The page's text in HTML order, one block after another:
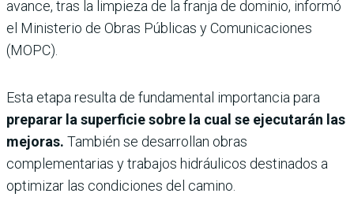
avance, tras la limpieza de la franja de dominio, informó
el Ministerio de Obras Públicas y Comunicaciones
(MOPC).
Esta etapa resulta de fundamental importancia para
preparar la superficie sobre la cual se ejecutarán las
mejoras. También se desarrollan obras
complementarias y trabajos hidráulicos destinados a
optimizar las condiciones del camino.